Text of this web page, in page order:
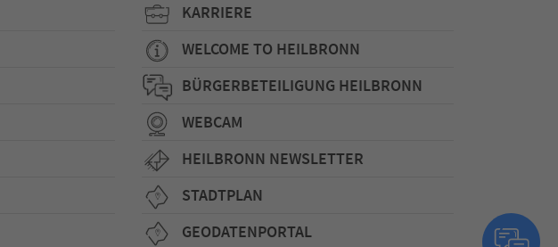
KARRIERE
WELCOME TO HEILBRONN
BÜRGERBETEILIGUNG HEILBRONN
WEBCAM
HEILBRONN NEWSLETTER
STADTPLAN
GEODATENPORTAL